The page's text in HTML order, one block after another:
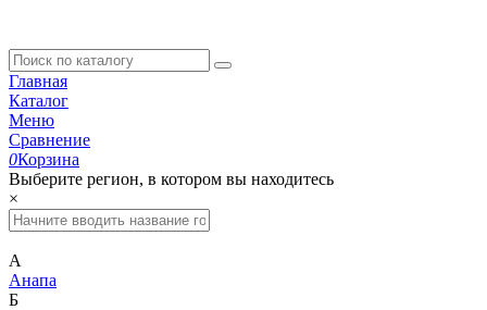
Главная
Каталог
Меню
Сравнение
0Корзина
Выберите регион, в котором вы находитесь
×
А
Анапа
Б